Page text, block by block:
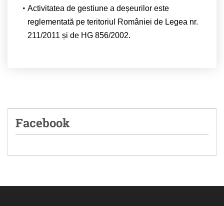
Activitatea de gestiune a deșeurilor este
reglementată pe teritoriul României de Legea nr.
211/2011 și de HG 856/2002.
Facebook